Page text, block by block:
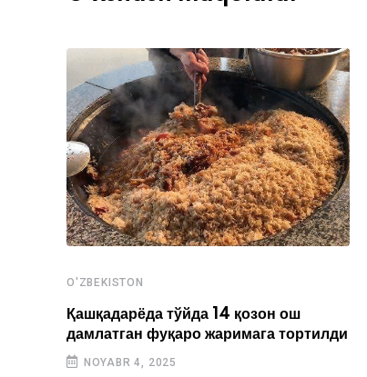
O'ZBEKISTON
Қашқадарёда тўйда 14 қозон ош
дамлатган фуқаро жаримага тортилди
NOYABR 4, 2025